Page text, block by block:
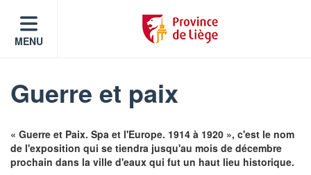
MENU
Guerre et paix
« Guerre et Paix. Spa et l'Europe. 1914 à 1920 », c'est le nom
de l'exposition qui se tiendra jusqu'au mois de décembre
prochain dans la ville d'eaux qui fut un haut lieu historique.